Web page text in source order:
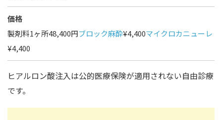
価格
製剤料1ヶ所48,400円ブロック麻酔¥4,400マイクロカニューレ
¥4,400
ヒアルロン酸注入は公的医療保険が適用されない自由診療
です。